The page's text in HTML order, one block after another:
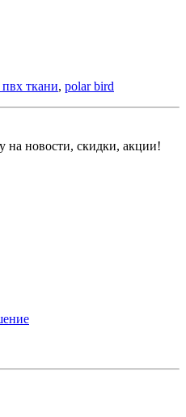
ткани, polar bird
на новости, скидки, акции!